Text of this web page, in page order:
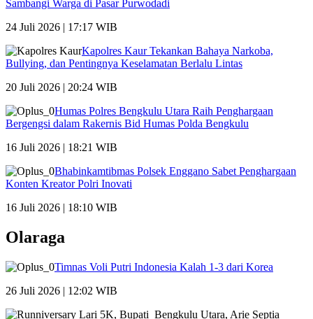
Sambangi Warga di Pasar Purwodadi
24 Juli 2026 | 17:17 WIB
Kapolres Kaur Tekankan Bahaya Narkoba,
Bullying, dan Pentingnya Keselamatan Berlalu Lintas
20 Juli 2026 | 20:24 WIB
Humas Polres Bengkulu Utara Raih Penghargaan
Bergengsi dalam Rakernis Bid Humas Polda Bengkulu
16 Juli 2026 | 18:21 WIB
Bhabinkamtibmas Polsek Enggano Sabet Penghargaan
Konten Kreator Polri Inovati
16 Juli 2026 | 18:10 WIB
Olaraga
Timnas Voli Putri Indonesia Kalah 1-3 dari Korea
26 Juli 2026 | 12:02 WIB